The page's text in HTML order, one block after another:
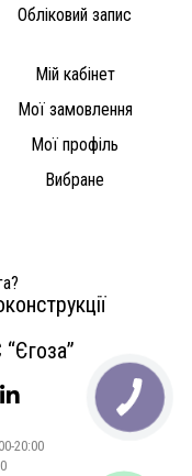
Обліковий запис
Мій кабінет
Мої замовлення
Мої профіль
Вибране
20:00